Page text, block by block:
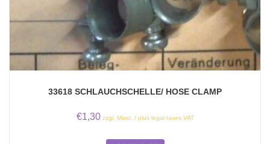
33618 SCHLAUCHSCHELLE/ HOSE CLAMP
€1,30 zzgl. Mwst. / plus legal taxes VAT